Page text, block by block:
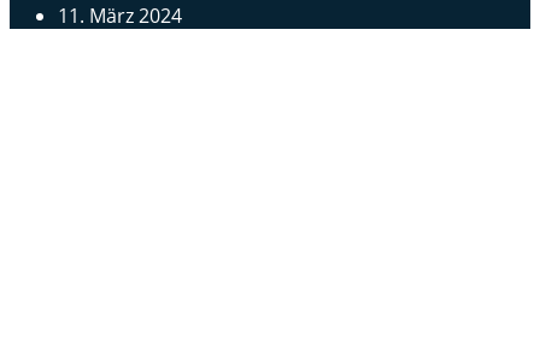
11. März 2024